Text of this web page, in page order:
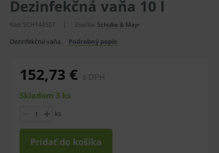
Dezinfekčná vaňa 10 l
Kód: SCH144507 Značka: Schülke & Mayr
Dezinfekčná vaňa. Podrobný popis
152,73 € s DPH
Skladom 3 ks
ks
Pridať do košíka